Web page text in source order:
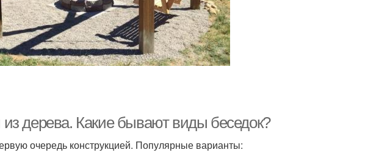
дерева. Какие бывают виды беседок?
очередь конструкцией. Популярные варианты: